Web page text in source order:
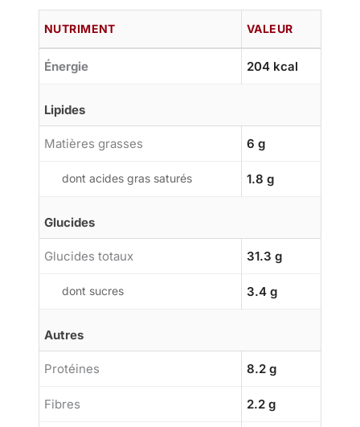
NUTRIMENT VALEUR
Énergie 204 kcal
Lipides
Matières grasses 6 g
dont acides gras saturés 1.8 g
Glucides
Glucides totaux 31.3 g
dont sucres 3.4 g
Autres
Protéines 8.2 g
Fibres 2.2 g